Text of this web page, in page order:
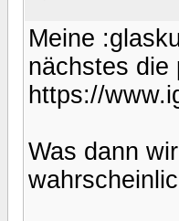
Meine
nächstes die
https://
Was dann